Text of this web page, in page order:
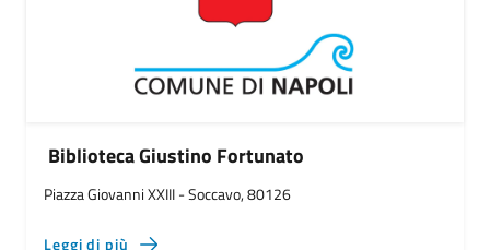
Biblioteca Giustino Fortunato
Piazza Giovanni XXIII - Soccavo, 80126
Leggi di più